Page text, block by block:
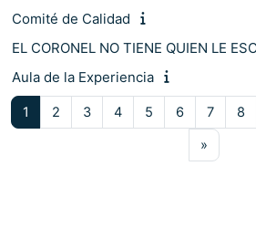
Comité de Calidad
EL CORONEL NO TIENE QUIEN LE
Aula de la Experiencia
1 Pàgina 1
2Pàgina 2
3Pàgina 3
4Pàgina 4
5Pàgina 5
6Pàgina 6
7Pàgina
8
»Pàgina